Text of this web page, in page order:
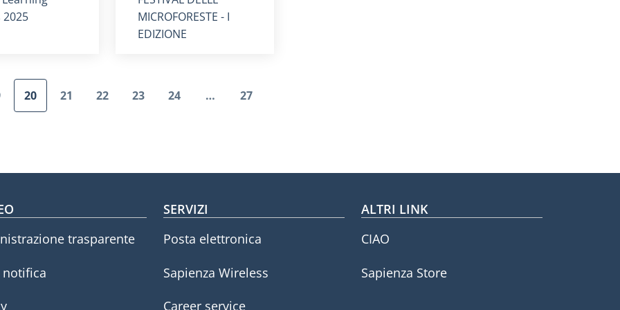
2025
MICROFORESTE - I
EDIZIONE
Paginazione
Pagina attuale
20
Pagina
21
Pagina
22
Pagina
23
Pagina
24 …
Ultima pagina
27
menu
trasparente
SERVIZI
Posta elettronica
Sapienza Wireless
Career service
ALTRI LINK
CIAO
Sapienza Store